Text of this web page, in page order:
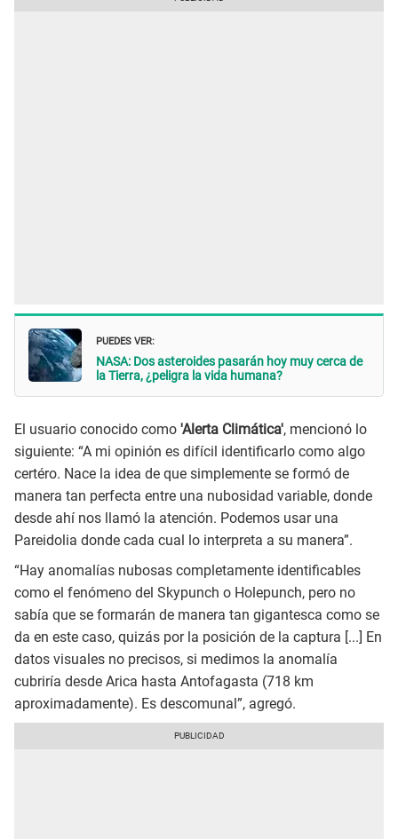
PUEDES VER:
NASA: Dos asteroides pasarán hoy muy cerca de
la Tierra, ¿peligra la vida humana?
El usuario conocido como 'Alerta Climática', mencionó lo
siguiente: “A mi opinión es difícil identificarlo como algo
certéro. Nace la idea de que simplemente se formó de
manera tan perfecta entre una nubosidad variable, donde
desde ahí nos llamó la atención. Podemos usar una
Pareidolia donde cada cual lo interpreta a su manera”.
“Hay anomalías nubosas completamente identificables
como el fenómeno del Skypunch o Holepunch, pero no
sabía que se formarán de manera tan gigantesca como se
da en este caso, quizás por la posición de la captura [...] En
datos visuales no precisos, si medimos la anomalía
cubriría desde Arica hasta Antofagasta (718 km
aproximadamente). Es descomunal”, agregó.